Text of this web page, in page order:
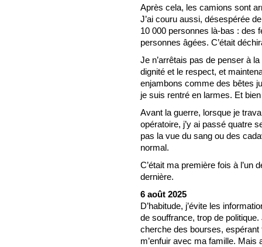
Après cela, les camions sont
J’ai couru aussi, désespérée
10 000 personnes là-bas : des
personnes âgées. C’était
Je n’arrêtais pas de penser à
dignité et le respect, et
enjambons comme des bêtes
je suis rentré en larmes. Et bien
Avant la guerre, lorsque je
opératoire, j’y ai passé quatre
pas la vue du sang ou des
normal.
C’était ma première fois à l’un
dernière.
6 août 2025
D’habitude, j’évite les
de souffrance, trop de
cherche des bourses,
m’enfuir avec ma famille. Mais